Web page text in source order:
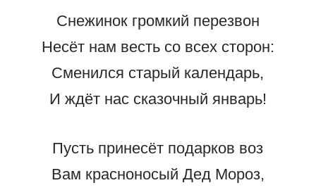
Снежинок громкий перезвон
Несёт нам весть со всех сторон:
Сменился старый календарь,
И ждёт нас сказочный январь!
Пусть принесёт подарков воз
Вам красноносый Дед Мороз,